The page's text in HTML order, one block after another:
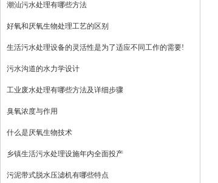
潮汕污水处理有哪些方法
好氧和厌氧生物处理工艺的区别
生活污水处理设备的灵活性是为了适应不同工作的需要!
污水沟道的水力学设计
工业废水处理有哪些方法及详细步骤
臭氧浓度与作用
什么是厌氧生物技术
乡镇生活污水处理设施年内全面投产
污泥带式脱水压滤机有哪些特点